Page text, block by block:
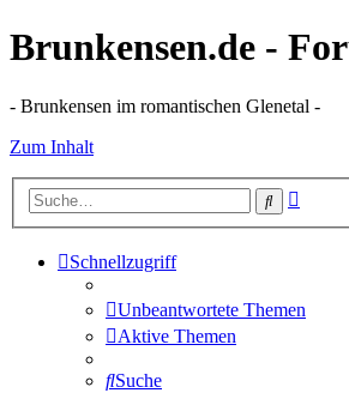
Brunkensen.de -
- Brunkensen im romantischen Glenetal -
Zum Inhalt
Suche
Schnellzugriff
Unbeantwortete Themen
Aktive Themen
Suche